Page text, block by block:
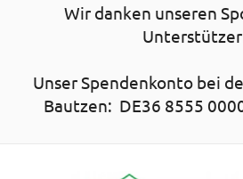
Wir danken unseren
Unser Spendenkonto bei
Bautzen: DE36 8555